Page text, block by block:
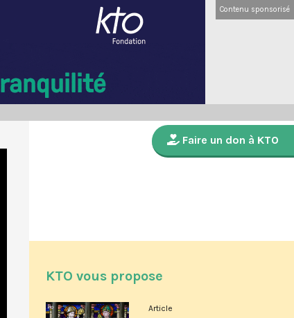
Contenu sponsorisé
Faire un don à KTO
KTO vous propose
Article